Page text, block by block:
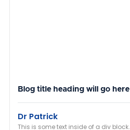
Blog title heading will go here
Dr Patrick
This is some text inside of a div block.